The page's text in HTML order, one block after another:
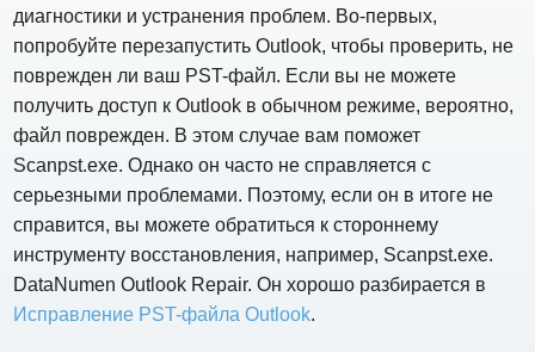
диагностики и устранения проблем. Во-первых,
попробуйте перезапустить Outlook, чтобы проверить, не
поврежден ли ваш PST-файл. Если вы не можете
получить доступ к Outlook в обычном режиме, вероятно,
файл поврежден. В этом случае вам поможет
Scanpst.exe. Однако он часто не справляется с
серьезными проблемами. Поэтому, если он в итоге не
справится, вы можете обратиться к стороннему
инструменту восстановления, например, Scanpst.exe.
DataNumen Outlook Repair. Он хорошо разбирается в
Исправление PST-файла Outlook.